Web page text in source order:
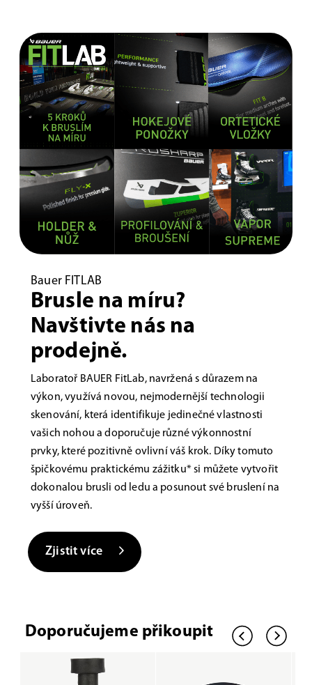
Bauer FITLAB
Brusle na míru?
Navštivte nás na
prodejně.
Laboratoř BAUER FitLab, navržená s důrazem na
výkon, využívá novou, nejmodernější technologii
skenování, která identifikuje jedinečné vlastnosti
vašich nohou a doporučuje různé výkonnostní
prvky, které pozitivně ovlivní váš krok. Díky tomuto
špičkovému praktickému zážitku* si můžete vytvořit
dokonalou brusli od ledu a posunout své bruslení na
vyšší úroveň.
Zjistit více
Doporučujeme přikoupit